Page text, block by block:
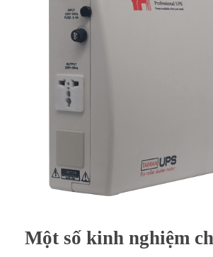
Một số kinh nghiệm